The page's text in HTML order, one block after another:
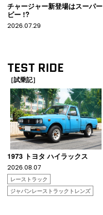
チャージャー新登場はスーパー
ビー !?
2026.07.29
TEST RIDE
［試乗記］
1973 トヨタ ハイラックス
2026.08.07
レーストラック
ジャパンレーストラックトレンズ